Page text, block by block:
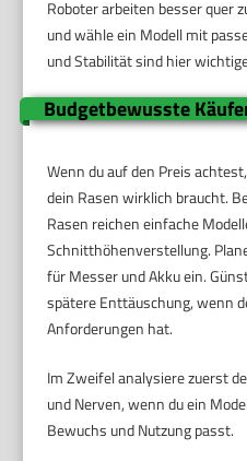
Roboter arbeiten besser quer
und wähle ein Modell mit
und Stabilität sind hier
Budgetbewusste
Wenn du auf den Preis
dein Rasen wirklich braucht.
Rasen reichen einfache
Schnitthöhenverstellung.
für Messer und Akku ein.
spätere Enttäuschung, wenn
Anforderungen hat.
Im Zweifel analysiere zuerst
und Nerven, wenn du ein
Bewuchs und Nutzung passt.